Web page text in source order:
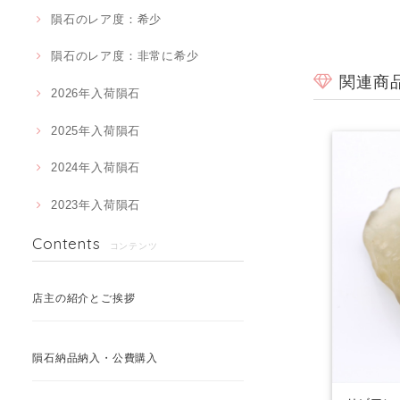
隕石のレア度：希少
隕石のレア度：非常に希少
2026年入荷隕石
2025年入荷隕石
2024年入荷隕石
2023年入荷隕石
Contents コンテンツ
店主の紹介とご挨拶
隕石納品納入・公費購入
関連商